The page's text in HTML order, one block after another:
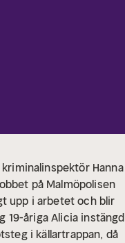
Hanna
på Malmöpolisen
upp i arbetet och blir
19-åriga Alicia instängd
i källartrappan, då